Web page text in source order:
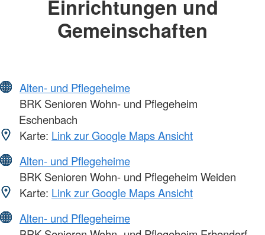
Einrichtungen und
Gemeinschaften
Alten- und Pflegeheime
BRK Senioren Wohn- und Pflegeheim
Eschenbach
Karte: Link zur Google Maps Ansicht
Alten- und Pflegeheime
BRK Senioren Wohn- und Pflegeheim Weiden
Karte: Link zur Google Maps Ansicht
Alten- und Pflegeheime